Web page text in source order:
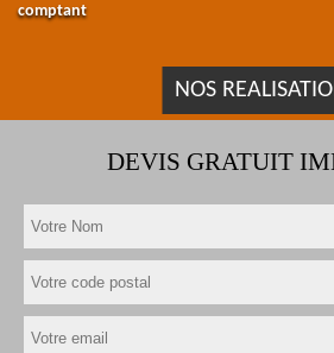
comptant
NOS
DEVIS GRATUIT